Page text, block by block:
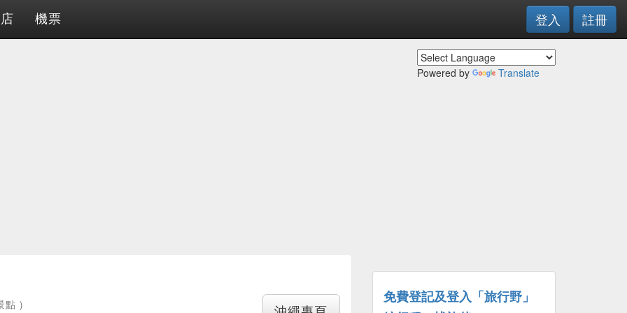
機票 登入 註冊
Powered by Translate
點 )
免費登記及登入「旅行野」